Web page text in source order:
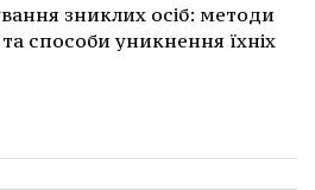
зниклих осіб: методи
способи уникнення їхніх